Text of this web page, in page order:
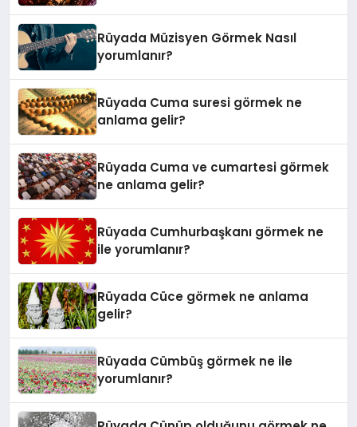
Rüyada Müzisyen Görmek Nasıl
yorumlanır?
Rüyada Cuma suresi görmek ne
anlama gelir?
Rüyada Cuma ve cumartesi görmek
ne anlama gelir?
Rüyada Cumhurbaşkanı görmek ne
ile yorumlanır?
Rüyada Cüce görmek ne anlama
gelir?
Rüyada Cümbüş görmek ne ile
yorumlanır?